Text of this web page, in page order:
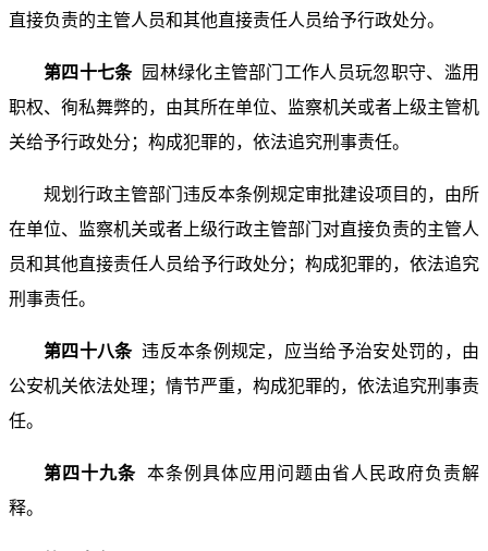
直接负责的主管人员和其他直接责任人员给予行政处分。
第四十七条
园林绿化主管部门工作人员玩忽职守、滥用
职权、徇私舞弊的，由其所在单位、监察机关或者上级主管机
关给予行政处分；构成犯罪的，依法追究刑事责任。
规划行政主管部门违反本条例规定审批建设项目的，由所
在单位、监察机关或者上级行政主管部门对直接负责的主管人
员和其他直接责任人员给予行政处分；构成犯罪的，依法追究
刑事责任。
第四十八条违反本条例规定，应当给予治安处罚的，由
公安机关依法处理；情节严重，构成犯罪的，依法追究刑事责
任。
第四十九条 本条例具体应用问题由省人民政府负责解
释。